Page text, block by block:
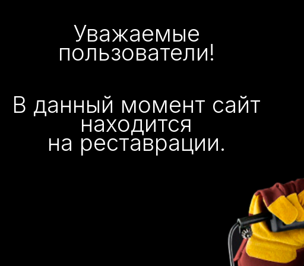
Уважаемые
пользователи!
В данный момент сайт
находится
на реставрации.